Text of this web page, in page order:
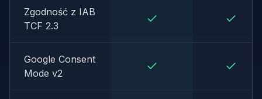
Zgodność z IAB
TCF 2.3
Google Consent
Mode v2